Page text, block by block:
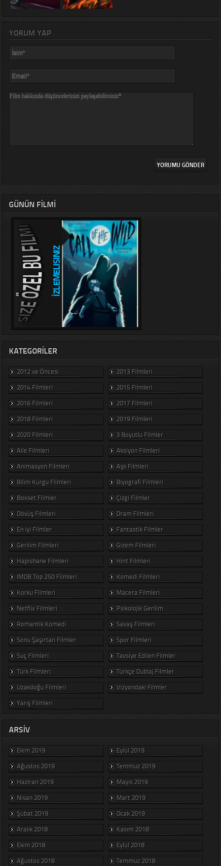
YORUM YAP
GÜNÜN FILMI
KATEGORILER
2012 ve Öncesi
2013 Filmleri
2014 Filmleri
2015 Filmleri
2016 Filmleri
2017 Filmleri
2018 Filmleri
2019 Filmleri
2020 Filmleri
3 Boyutlu Filmler
Aile Filmleri
Aksiyon Filmleri
Animasyon Filmleri
Aşk Filmleri
Bilim Kurgu Filmleri
Biyografi Filmleri
Boxset Filmler
Çizgi Filmler
Dövüş Filmleri
Dram Filmleri
En iyi Filmler
Fantastik Filmler
Gerilim Filmleri
Gizem Filmleri
Hapishane Filmleri
Hint Filmleri
IMDB Top 250 Filmleri
Komedi Filmleri
Korku Filmleri
Macera Filmleri
Netflix Filmleri
Psikolojik Gerilim
Romantik Komedi
Savaş Filmleri
Sonu Şaşırtan Filmler
Spor Filmleri
Suç Filmleri
Tavsiye Edilen Filmler
Türk Filmleri
Türkçe Dublaj Filmler
Uzakdoğu Filmleri
Vizyondaki Filmler
Yarış Filmleri
ARSIV
Ekim 2019
Eylül 2019
Ağustos 2019
Temmuz 2019
Haziran 2019
Mayıs 2019
Nisan 2019
Mart 2019
Şubat 2019
Ocak 2019
Aralık 2018
Kasım 2018
Ekim 2018
Eylül 2018
Ağustos 2018
Temmuz 2018